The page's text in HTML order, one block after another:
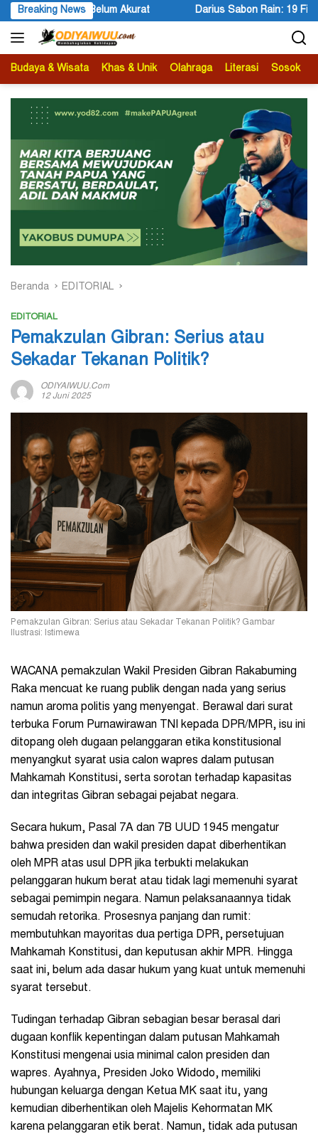
Langsung
ke
konten
Breaking News
Darius Sabon Rain: 19 Finalis Bersaing Memasuki Tahap
Budaya & Wisata Khas & Unik Olahraga Literasi Sosok
Beranda EDITORIAL
EDITORIAL
Pemakzulan Gibran: Serius atau
Sekadar Tekanan Politik?
ODIYAIWUU.com
12 Juni 2025
Pemakzulan Gibran: Serius atau Sekadar Tekanan Politik? Gambar
Ilustrasi: Istimewa
WACANA pemakzulan Wakil Presiden Gibran Rakabuming
Raka mencuat ke ruang publik dengan nada yang serius
namun aroma politis yang menyengat. Berawal dari surat
terbuka Forum Purnawirawan TNI kepada DPR/MPR, isu ini
ditopang oleh dugaan pelanggaran etika konstitusional
menyangkut syarat usia calon wapres dalam putusan
Mahkamah Konstitusi, serta sorotan terhadap kapasitas
dan integritas Gibran sebagai pejabat negara.
Secara hukum, Pasal 7A dan 7B UUD 1945 mengatur
bahwa presiden dan wakil presiden dapat diberhentikan
oleh MPR atas usul DPR jika terbukti melakukan
pelanggaran hukum berat atau tidak lagi memenuhi syarat
sebagai pemimpin negara. Namun pelaksanaannya tidak
semudah retorika. Prosesnya panjang dan rumit:
membutuhkan mayoritas dua pertiga DPR, persetujuan
Mahkamah Konstitusi, dan keputusan akhir MPR. Hingga
saat ini, belum ada dasar hukum yang kuat untuk memenuhi
syarat tersebut.
Tudingan terhadap Gibran sebagian besar berasal dari
dugaan konflik kepentingan dalam putusan Mahkamah
Konstitusi mengenai usia minimal calon presiden dan
wapres. Ayahnya, Presiden Joko Widodo, memiliki
hubungan keluarga dengan Ketua MK saat itu, yang
kemudian diberhentikan oleh Majelis Kehormatan MK
karena pelanggaran etik berat. Namun, tidak ada putusan